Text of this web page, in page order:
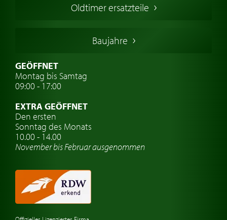
Deutsche Oldtimer
Schwedische Oldtimer
Oldtimer mit h-kennzeichen
Auto Oldtimer Markt
Oldtimer-Versicherung
Oldtimer-Clubs
Oldtimer-Reisen
Automarken uhren
Oldtimer ersatzteile
Baujahre
GEÖFFNET
Montag bis Samtag
09:00 - 17:00
EXTRA GEÖFFNET
Den ersten
Sonntag des Monats
10.00 - 14.00
November bis Februar ausgenommen